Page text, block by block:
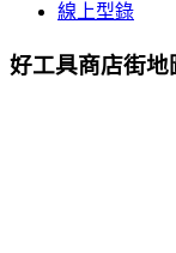
線上型錄
好工具商店街地